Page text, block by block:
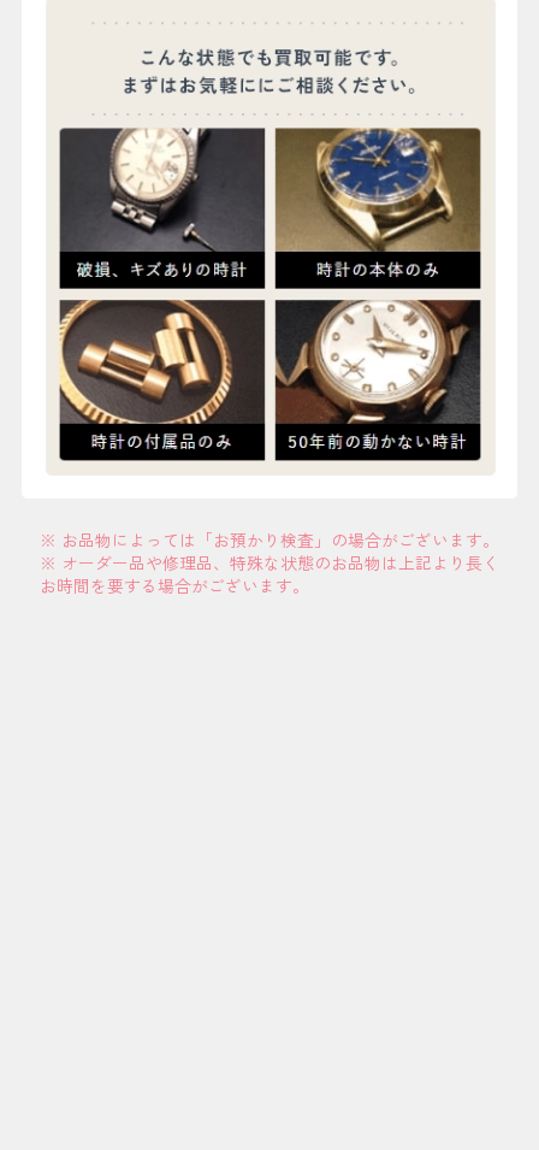
※ お品物によっては「お預かり検査」の場合がございます。
※ オーダー品や修理品、特殊な状態のお品物は上記より長く
お時間を要する場合がございます。